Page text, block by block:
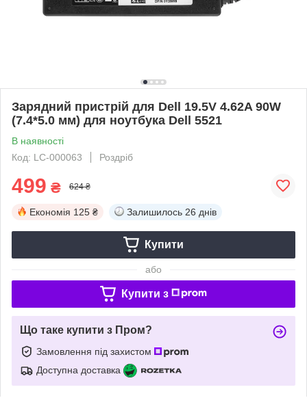
Зарядний пристрій для Dell 19.5V 4.62A 90W
(7.4*5.0 мм) для ноутбука Dell 5521
В наявності
Код: LC-000063
Роздріб
499 ₴ 624 ₴
Економія 125 ₴ Залишилось 26 днів
Купити
або
Купити з
Що таке купити з Пром?
Замовлення під захистом
Доступна доставка